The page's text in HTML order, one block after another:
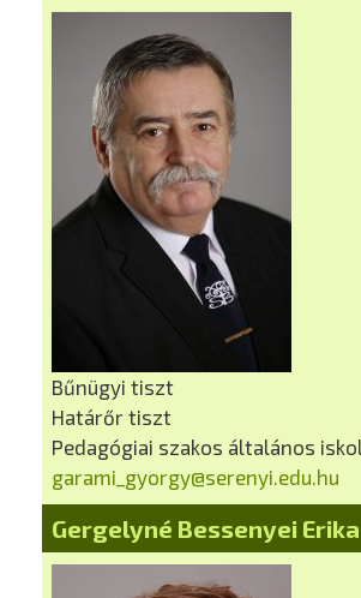
Bűnügyi tiszt
Határőr tiszt
Pedagógiai szakos általános
garami_gyorgy@serenyi.edu.hu
Gergelyné Bessenyei Erika